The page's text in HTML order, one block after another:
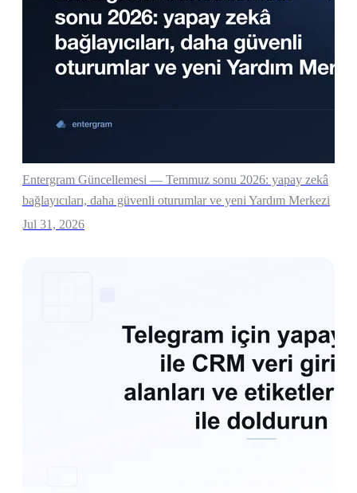
Entergram Güncellemesi — Temmuz sonu 2026: yapay zekâ
bağlayıcıları, daha güvenli oturumlar ve yeni Yardım Merkezi
Jul 31, 2026